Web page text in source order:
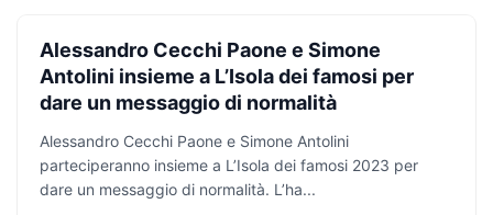
ANTICIPAZIONI TV
Alessandro Cecchi Paone e Simone
Antolini insieme a L’Isola dei famosi per
dare un messaggio di normalità
Alessandro Cecchi Paone e Simone Antolini
parteciperanno insieme a L’Isola dei famosi 2023 per
dare un messaggio di normalità. L’ha...